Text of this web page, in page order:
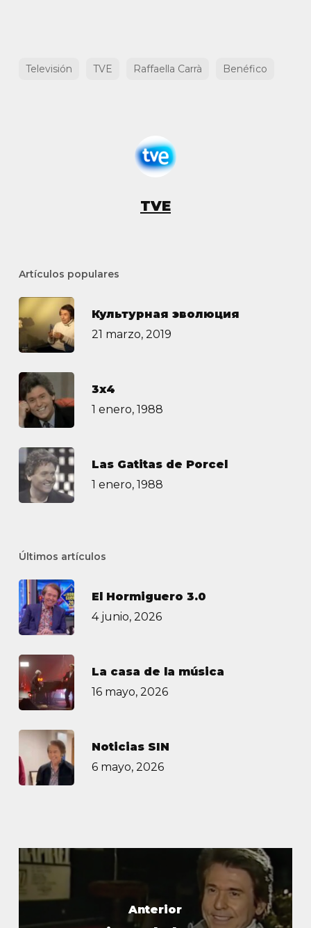
Televisión TVE Raffaella Carrà Benéfico
TVE
Artículos populares
Культурная эволюция
21 marzo, 2019
3х4
1 enero, 1988
Las Gatitas de Porcel
1 enero, 1988
Últimos artículos
El Hormiguero 3.0
4 junio, 2026
La casa de la música
16 mayo, 2026
Noticias SIN
6 mayo, 2026
Anterior